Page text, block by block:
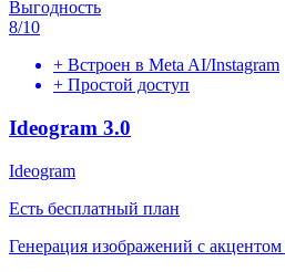
Выгодность
8/10
+ Встроен в Meta AI/Instagram
+ Простой доступ
Ideogram 3.0
Ideogram
Есть бесплатный план
Генерация изображений с